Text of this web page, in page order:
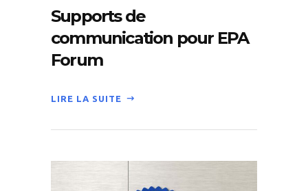
Supports de
communication pour EPA
Forum
LIRE LA SUITE